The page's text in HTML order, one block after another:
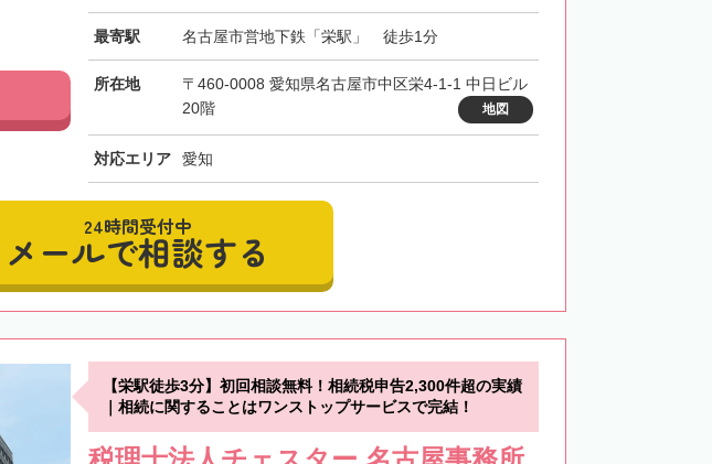
最寄駅 名古屋市営地下鉄「栄駅」 徒歩1分
所在地
〒460-0008 愛知県名古屋市中区栄4-1-1 中日ビル
20階
地図
対応エリア 愛知
24時間受付中
メールで相談する
【栄駅徒歩3分】初回相談無料！相続税申告2,300件超の実績
｜相続に関することはワンストップサービスで完結！